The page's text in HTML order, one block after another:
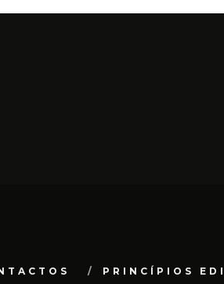
PRINCÍPIOS